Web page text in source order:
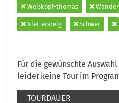
Weiskopf-thomas
Klettersteig Schwer
Für die gewünschte
leider keine Tour im
TOURDAUER